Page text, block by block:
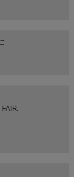
FAIR.